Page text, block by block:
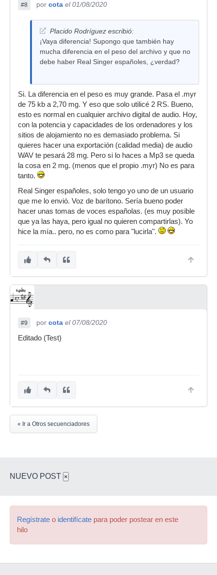
#8 por cota el 01/08/2020
Placido Rodríguez escribió:
¡Vaya diferencia! Supongo que también hay
mucha diferencia en el peso del archivo y que no
debe haber Real Singer españoles, ¿verdad?
Si. La diferencia en el peso es muy grande. Pasa el .myr
de 75 kb a 2,70 mg. Y eso que solo utilicé 2 RS. Bueno,
esto es normal en cualquier archivo digital de audio. Hoy,
con la potencia y capacidades de los ordenadores y los
sitios de alojamiento no es demasiado problema. Si
quieres hacer una exportación (calidad media) de audio
WAV te pesará 28 mg. Pero si lo haces a Mp3 se queda
la cosa en 2 mg. (menos que el propio .myr) No es para
tanto.
Real Singer españoles, solo tengo yo uno de un usuario
que me lo envió. Voz de barítono. Sería bueno poder
hacer unas tomas de voces españolas. (es muy posible
que ya las haya, pero igual no quieren compartirlas). Yo
hice la mía.. pero, no es como para "lucirla".
#9 por cota el 07/08/2020
Editado (Test)
« Ir a Otros secuenciadores
NUEVO POST ×
Regístrate o identifícate para poder postear en este
hilo